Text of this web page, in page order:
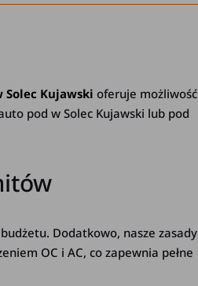
Solec Kujawski oferuje możliwość
pod w Solec Kujawski lub pod
Dodatkowo, nasze zasady
OC i AC, co zapewnia pełne